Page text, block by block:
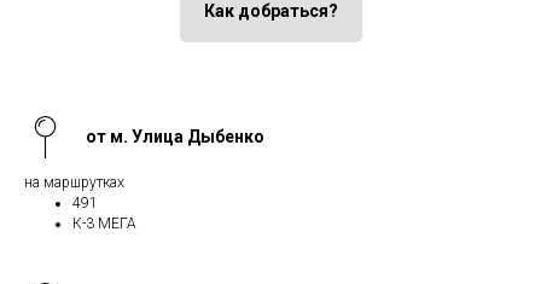
Как добраться?
от м. Улица Дыбенко
на маршрутках
491
К-3 МЕГА